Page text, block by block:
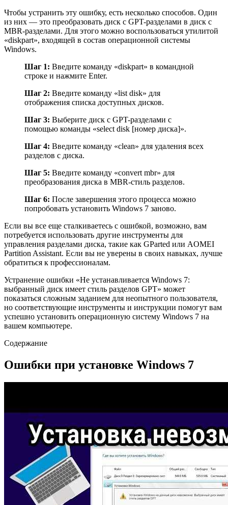
Чтобы устранить эту ошибку, есть несколько способов. Один
из них — это преобразовать диск с GPT-разделами в диск с
MBR-разделами. Для этого можно воспользоваться утилитой
«diskpart», входящей в состав операционной системы
Windows.
Шаг 1: Введите команду «diskpart» в командной
строке и нажмите Enter.
Шаг 2: Введите команду «list disk» для
отображения списка доступных дисков.
Шаг 3: Выберите диск с GPT-разделами с
помощью команды «select disk [номер диска]».
Шаг 4: Введите команду «clean» для удаления всех
разделов с диска.
Шаг 5: Введите команду «convert mbr» для
преобразования диска в MBR-стиль разделов.
Шаг 6: После завершения этого процесса можно
попробовать установить Windows 7 заново.
Если вы все еще сталкиваетесь с ошибкой, возможно, вам
потребуется использовать другие инструменты для
управления разделами диска, такие как GParted или AOMEI
Partition Assistant. Если вы не уверены в своих навыках, лучше
обратиться к профессионалам.
Устранение ошибки «Не устанавливается Windows 7:
выбранный диск имеет стиль разделов GPT» может
показаться сложным заданием для неопытного пользователя,
но соответствующие инструменты и инструкции помогут вам
успешно установить операционную систему Windows 7 на
вашем компьютере.
Содержание
Ошибки при установке Windows 7